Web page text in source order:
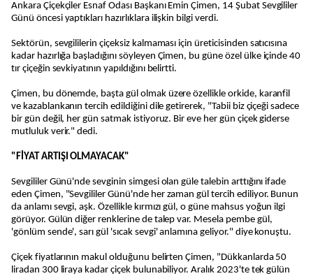
Ankara Çiçekçiler Esnaf Odası Başkanı Emin Çimen, 14 Şubat Sevgililer
Günü öncesi yaptıkları hazırlıklara ilişkin bilgi verdi.
Sektörün, sevgililerin çiçeksiz kalmaması için üreticisinden satıcısına
kadar hazırlığa başladığını söyleyen Çimen, bu güne özel ülke içinde 40
tır çiçeğin sevkiyatının yapıldığını belirtti.
Çimen, bu dönemde, başta gül olmak üzere özellikle orkide, karanfil
ve kazablankanın tercih edildiğini dile getirerek, "Tabii biz çiçeği sadece
bir gün değil, her gün satmak istiyoruz. Bir eve her gün çiçek giderse
mutluluk verir." dedi.
"FİYAT ARTIŞI OLMAYACAK"
Sevgililer Günü'nde sevginin simgesi olan güle talebin arttığını ifade
eden Çimen, "Sevgililer Günü'nde her zaman gül tercih ediliyor. Bunun
da anlamı sevgi, aşk. Özellikle kırmızı gül, o güne mahsus yoğun ilgi
görüyor. Gülün diğer renklerine de talep var. Mesela pembe gül,
'gönlüm sende', sarı gül 'sıcak sevgi' anlamına geliyor." diye konuştu.
Çiçek fiyatlarının makul olduğunu belirten Çimen, "Dükkanlarda 50
liradan 300 liraya kadar çiçek bulunabiliyor. Aralık 2023'te tek gülün